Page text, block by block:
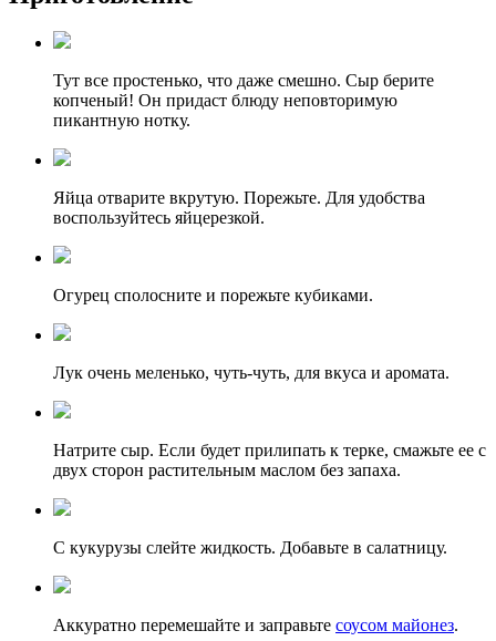
Тут все простенько, что даже смешно. Сыр берите
копченый! Он придаст блюду неповторимую
пикантную нотку.
Яйца отварите вкрутую. Порежьте. Для удобства
воспользуйтесь яйцерезкой.
Огурец сполосните и порежьте кубиками.
Лук очень меленько, чуть-чуть, для вкуса и аромата.
Натрите сыр. Если будет прилипать к терке, смажьте ее с
двух сторон растительным маслом без запаха.
С кукурузы слейте жидкость. Добавьте в салатницу.
Аккуратно перемешайте и заправьте соусом майонез.